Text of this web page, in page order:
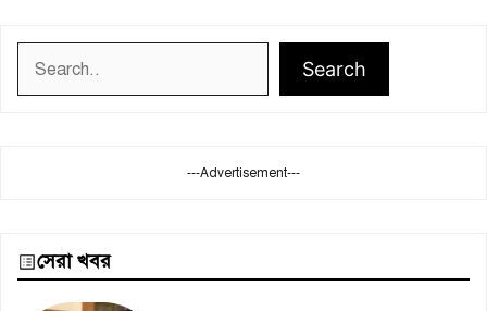
Search
---Advertisement---
সেরা খবর